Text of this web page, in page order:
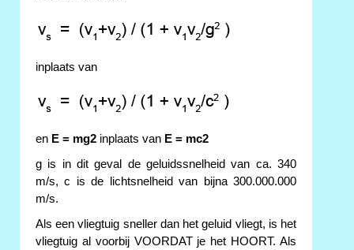
inplaats van
en E = mg2 inplaats van E = mc2
g is in dit geval de geluidssnelheid van ca. 340
m/s, c is de lichtsnelheid van bijna 300.000.000
m/s.
Als een vliegtuig sneller dan het geluid vliegt, is het
vliegtuig al voorbij VOORDAT je het HOORT. Als